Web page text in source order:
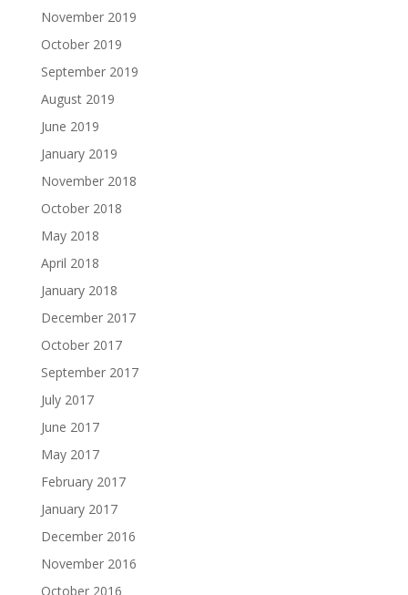
November 2019
October 2019
September 2019
August 2019
June 2019
January 2019
November 2018
October 2018
May 2018
April 2018
January 2018
December 2017
October 2017
September 2017
July 2017
June 2017
May 2017
February 2017
January 2017
December 2016
November 2016
October 2016